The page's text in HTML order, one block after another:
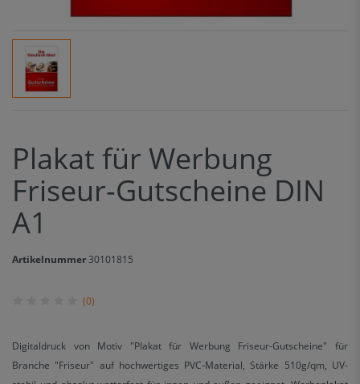
Plakat für Werbung
Friseur-Gutscheine DIN
A1
Artikelnummer30101815
(0)
Digitaldruck von Motiv "Plakat für Werbung Friseur-Gutscheine" für
Branche "Friseur" auf hochwertiges PVC-Material, Stärke 510g/qm, UV-